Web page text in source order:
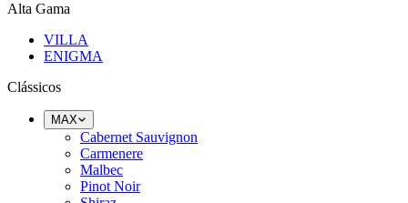
Alta Gama
VILLA
ENIGMA
Clássicos
MAX
Cabernet Sauvignon
Carmenere
Malbec
Pinot Noir